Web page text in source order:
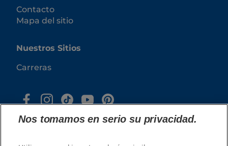
Contacto
Mapa del sitio
Nuestros Sitios
Carreras
Nos tomamos en serio su privacidad.